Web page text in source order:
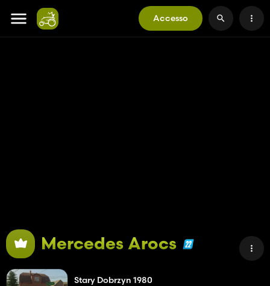
Accesso
Mercedes Arocs
Stary Dobrzyn 1980